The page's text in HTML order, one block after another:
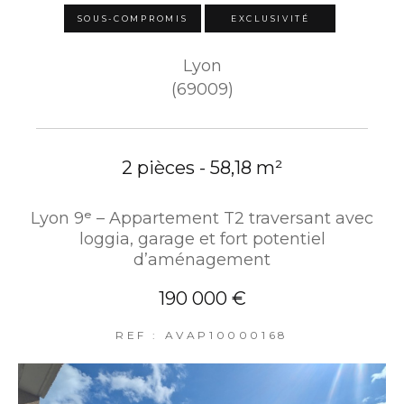
SOUS-COMPROMIS EXCLUSIVITÉ
Lyon
(69009)
2 pièces - 58,18 m²
Lyon 9ᵉ – Appartement T2 traversant avec
loggia, garage et fort potentiel
d’aménagement
190 000 €
REF : AVAP10000168